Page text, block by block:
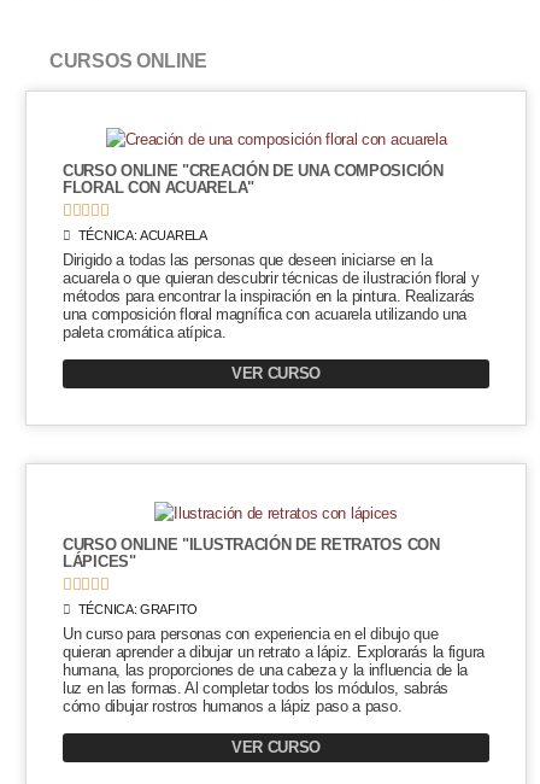
CURSOS ONLINE
CURSO ONLINE "CREACIÓN DE UNA COMPOSICIÓN
FLORAL CON ACUARELA"
    
TÉCNICA:ACUARELA
Dirigido a todas las personas que deseen iniciarse en la
acuarela o que quieran descubrir técnicas de ilustración floral y
métodos para encontrar la inspiración en la pintura. Realizarás
una composición floral magnífica con acuarela utilizando una
paleta cromática atípica.
VER CURSO
CURSO ONLINE "ILUSTRACIÓN DE RETRATOS CON
LÁPICES"

TÉCNICA:GRAFITO
Un curso para personas con experiencia en el dibujo que
quieran aprender a dibujar un retrato a lápiz. Explorarás la figura
humana, las proporciones de una cabeza y la influencia de la
luz en las formas. Al completar todos los módulos, sabrás
cómo dibujar rostros humanos a lápiz paso a paso.
VER CURSO